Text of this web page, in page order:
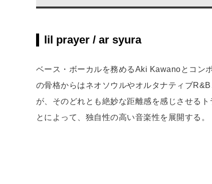
lil prayer / ar syura
ベース・ボーカルを務めるAki Kawanoとコン
の骨格からはネオソウルやオルタナティブ
が、そのどれとも絶妙な距離感を感じさせる
とによって、独自性の高い音楽性を展開する。